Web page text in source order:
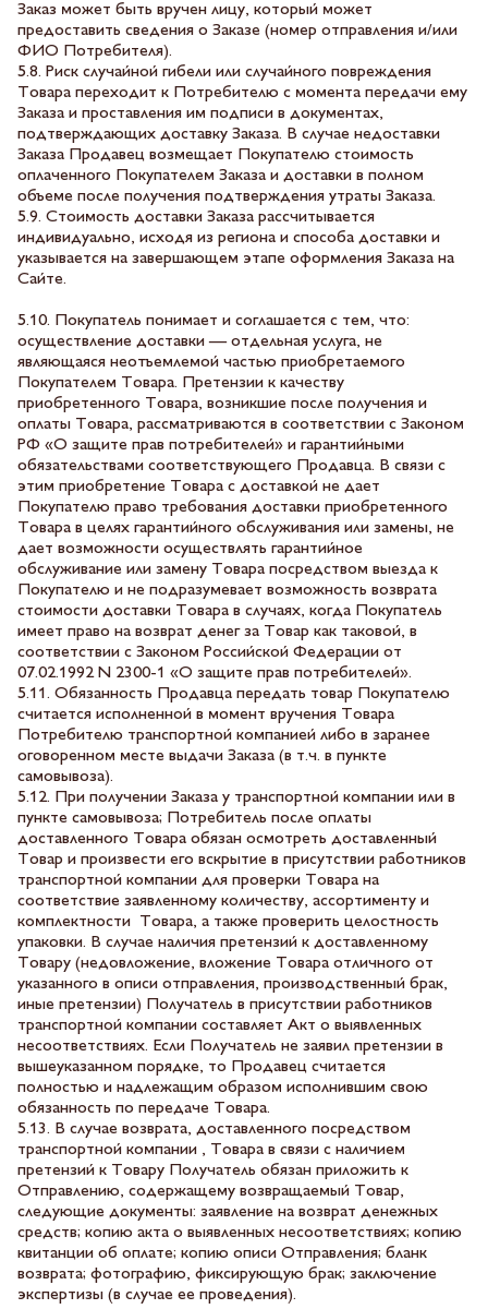
Заказ может быть вручен лицу, который может
предоставить сведения о Заказе (номер отправления и/или
ФИО Потребителя).
5.8. Риск случайной гибели или случайного повреждения
Товара переходит к Потребителю с момента передачи ему
Заказа и проставления им подписи в документах,
подтверждающих доставку Заказа. В случае недоставки
Заказа Продавец возмещает Покупателю стоимость
оплаченного Покупателем Заказа и доставки в полном
объеме после получения подтверждения утраты Заказа.
5.9. Стоимость доставки Заказа рассчитывается
индивидуально, исходя из региона и способа доставки и
указывается на завершающем этапе оформления Заказа на
Сайте.
5.10. Покупатель понимает и соглашается с тем, что:
осуществление доставки — отдельная услуга, не
являющаяся неотъемлемой частью приобретаемого
Покупателем Товара. Претензии к качеству
приобретенного Товара, возникшие после получения и
оплаты Товара, рассматриваются в соответствии с Законом
РФ «О защите прав потребителей» и гарантийными
обязательствами соответствующего Продавца. В связи с
этим приобретение Товара с доставкой не дает
Покупателю право требования доставки приобретенного
Товара в целях гарантийного обслуживания или замены, не
дает возможности осуществлять гарантийное
обслуживание или замену Товара посредством выезда к
Покупателю и не подразумевает возможность возврата
стоимости доставки Товара в случаях, когда Покупатель
имеет право на возврат денег за Товар как таковой, в
соответствии с Законом Российской Федерации от
07.02.1992 N 2300-1 «О защите прав потребителей».
5.11. Обязанность Продавца передать товар Покупателю
считается исполненной в момент вручения Товара
Потребителю транспортной компанией либо в заранее
оговоренном месте выдачи Заказа (в т.ч. в пункте
самовывоза).
5.12. При получении Заказа у транспортной компании или в
пункте самовывоза; Потребитель после оплаты
доставленного Товара обязан осмотреть доставленный
Товар и произвести его вскрытие в присутствии работников
транспортной компании для проверки Товара на
соответствие заявленному количеству, ассортименту и
комплектности Товара, а также проверить целостность
упаковки. В случае наличия претензий к доставленному
Товару (недовложение, вложение Товара отличного от
указанного в описи отправления, производственный брак,
иные претензии) Получатель в присутствии работников
транспортной компании составляет Акт о выявленных
несоответствиях. Если Получатель не заявил претензии в
вышеуказанном порядке, то Продавец считается
полностью и надлежащим образом исполнившим свою
обязанность по передаче Товара.
5.13. В случае возврата, доставленного посредством
транспортной компании , Товара в связи с наличием
претензий к Товару Получатель обязан приложить к
Отправлению, содержащему возвращаемый Товар,
следующие документы: заявление на возврат денежных
средств; копию акта о выявленных несоответствиях; копию
квитанции об оплате; копию описи Отправления; бланк
возврата; фотографию, фиксирующую брак; заключение
экспертизы (в случае ее проведения).